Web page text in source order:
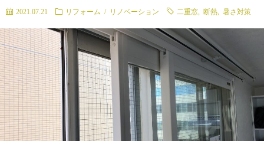
店
ホ
務
店
2021.07.21 リフォーム / リノベーション 二重窓 断熱 暑さ対策